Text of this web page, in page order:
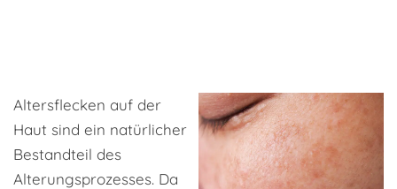
Altersflecken auf der
Haut sind ein natürlicher
Bestandteil des
Alterungsprozesses. Da